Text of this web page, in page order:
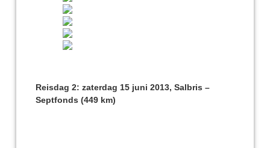
Reisdag 2: zaterdag 15 juni 2013, Salbris –
Septfonds (449 km)